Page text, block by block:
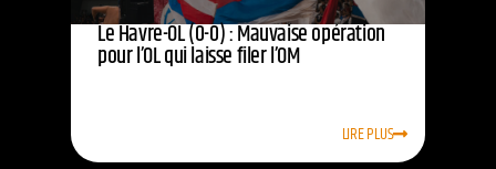
Le Havre-OL (0-0) : Mauvaise opération
pour l’OL qui laisse filer l’OM
LIRE PLUS